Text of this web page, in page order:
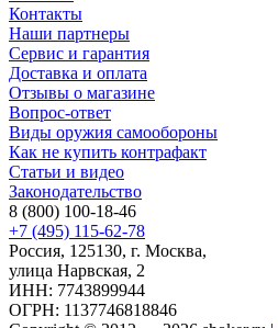
Контакты
Наши партнеры
Сервис и гарантия
Доставка и оплата
Отзывы о магазине
Вопрос-ответ
Виды оружия самообороны
Как не купить контрафакт
Статьи и видео
Законодательство
8 (800) 100-18-46
+7 (495) 115-62-78
Россия, 125130, г. Москва,
улица Нарвская, 2
ИНН: 7743899944
ОГРН: 1137746818846